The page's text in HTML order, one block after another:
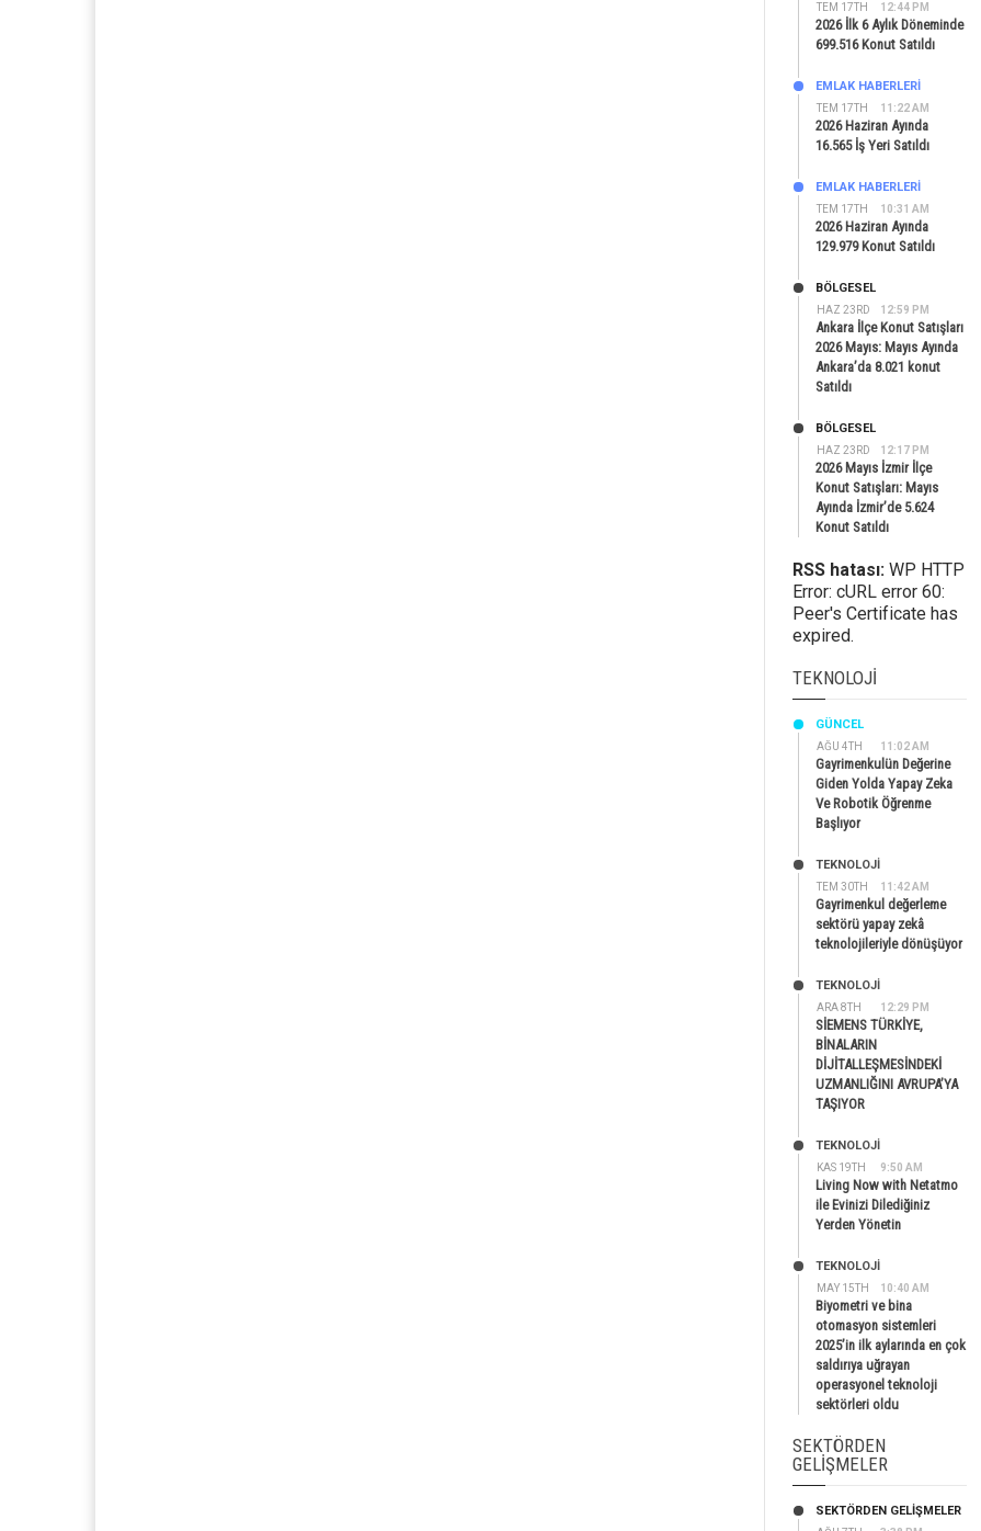
TEM 17TH 12:44 PM
2026 İlk 6 Aylık Döneminde
699.516 Konut Satıldı
TEM 17TH 11:22 AM
EMLAK HABERLERI
2026 Haziran Ayında
16.565 İş Yeri Satıldı
TEM 17TH 10:31 AM
EMLAK HABERLERI
2026 Haziran Ayında
129.979 Konut Satıldı
HAZ 23RD 12:59 PM
BÖLGESEL
Ankara İlçe Konut Satışları
2026 Mayıs: Mayıs Ayında
Ankara’da 8.021 konut
Satıldı
HAZ 23RD 12:17 PM
BÖLGESEL
2026 Mayıs İzmir İlçe
Konut Satışları: Mayıs
Ayında İzmir’de 5.624
Konut Satıldı
RSS hatası: WP HTTP
Error: cURL error 60:
Peer's Certificate has
expired.
TEKNOLOJI
AĞU 4TH 11:02 AM
GÜNCEL
Gayrimenkulün Değerine
Giden Yolda Yapay Zeka
Ve Robotik Öğrenme
Başlıyor
TEM 30TH 11:42 AM
TEKNOLOJİ
Gayrimenkul değerleme
sektörü yapay zekâ
teknolojileriyle dönüşüyor
ARA 8TH 12:29 PM
TEKNOLOJİ
SİEMENS TÜRKİYE,
BİNALARIN
DİJİTALLEŞMESİNDEKİ
UZMANLIĞINI AVRUPA’YA
TAŞIYOR
KAS 19TH 9:50 AM
TEKNOLOJİ
Living Now with Netatmo
ile Evinizi Dilediğiniz
Yerden Yönetin
MAY 15TH 10:40 AM
TEKNOLOJİ
Biyometri ve bina
otomasyon sistemleri
2025’in ilk aylarında en çok
saldırıya uğrayan
operasyonel teknoloji
sektörleri oldu
SEKTÖRDEN
GELIŞMELER
SEKTÖRDEN GELIŞMELER